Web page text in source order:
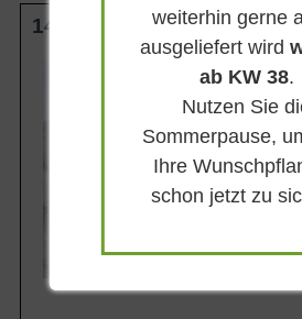
140 cm Stamm C65
100 -
Blatt-
Rinde
weiterhin gerne
ausgeliefert wird
ab KW 38.
Nutzen Sie
Sommerpause,
Ihre
schon jetzt zu